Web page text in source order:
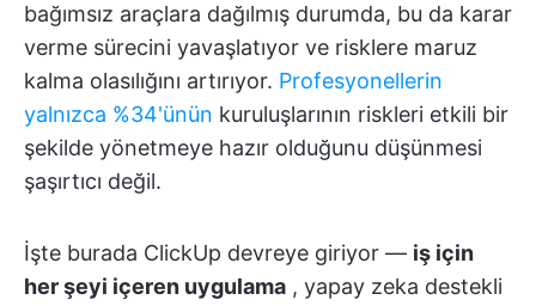
bağımsız araçlara dağılmış durumda, bu da karar
verme sürecini yavaşlatıyor ve risklere maruz
kalma olasılığını artırıyor. Profesyonellerin
yalnızca %34'ünün kuruluşlarının riskleri etkili bir
şekilde yönetmeye hazır olduğunu düşünmesi
şaşırtıcı değil.
İşte burada ClickUp devreye giriyor — iş için
her şeyi içeren uygulama , yapay zeka destekli